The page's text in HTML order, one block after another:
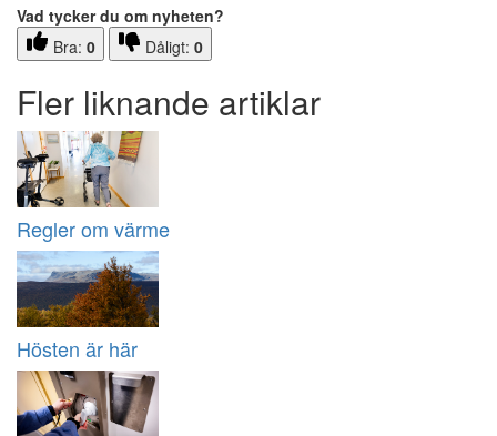
Vad tycker du om nyheten?
Bra: 0 Dåligt: 0
Fler liknande artiklar
Regler om värme
Hösten är här